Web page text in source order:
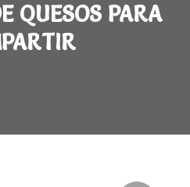
QUESOS PARA